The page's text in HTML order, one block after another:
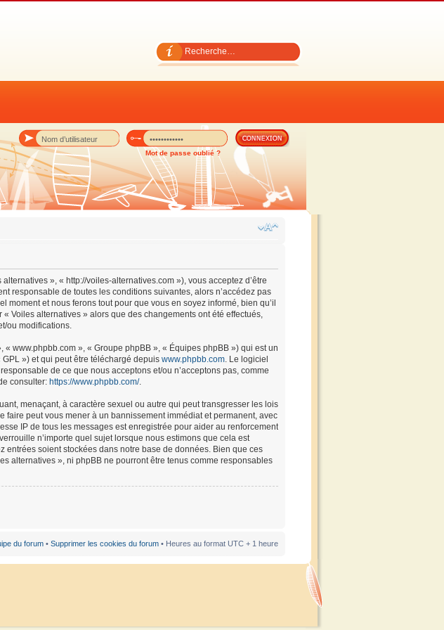
Mot de passe oublié ?
», « http://voiles-alternatives.com »), vous acceptez d’être
responsable de toutes les conditions suivantes, alors n’accédez pas
et nous ferons tout pour que vous en soyez informé, bien qu’il
Voiles alternatives » alors que des changements ont été effectués,
ou modifications.
www.phpbb.com », « Groupe phpBB », « Équipes phpBB ») qui est un
») et qui peut être téléchargé depuis www.phpbb.com. Le logiciel
de ce que nous acceptons et/ou n’acceptons pas, comme
consulter: https://www.phpbb.com/.
menaçant, à caractère sexuel ou autre qui peut transgresser les lois
peut vous mener à un bannissement immédiat et permanent, avec
IP de tous les messages est enregistrée pour aider au renforcement
n’importe quel sujet lorsque nous estimons que cela est
entrées soient stockées dans notre base de données. Bien que ces
alternatives », ni phpBB ne pourront être tenus comme responsables
du forum • Supprimer les cookies du forum • Heures au format UTC + 1 heure